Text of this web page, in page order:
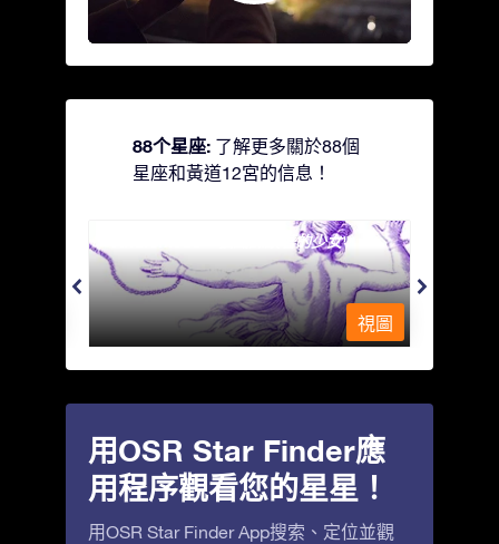
88个星座: 了解更多關於88個
星座和黃道12宮的信息！
Andromeda - 被鐵鍊鎖著的少女
視圖
用OSR Star Finder應
用程序觀看您的星星！
用OSR Star Finder App搜索、定位並觀